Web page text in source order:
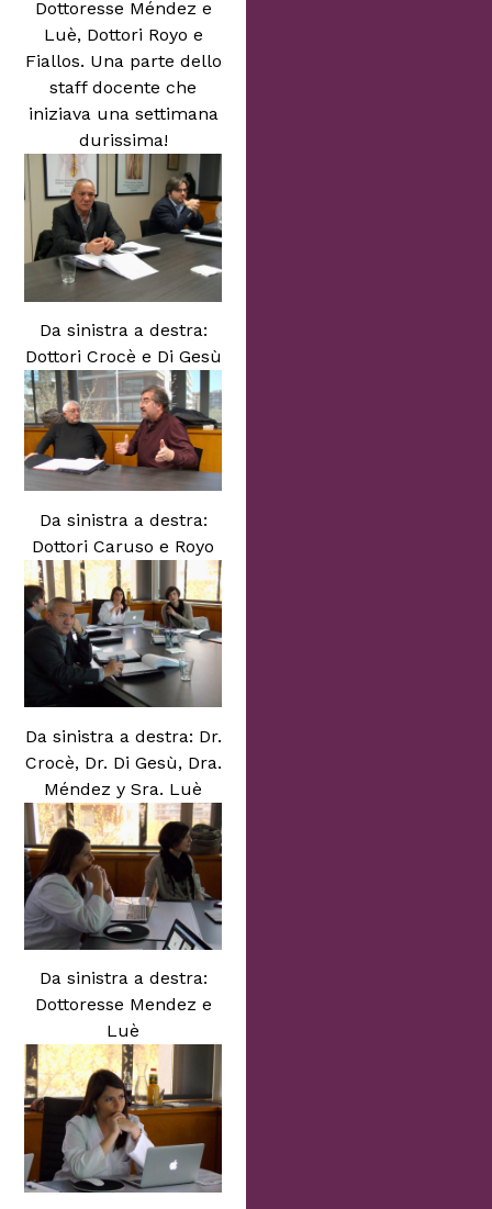
Dottoresse Méndez e
Luè, Dottori Royo e
Fiallos. Una parte dello
staff docente che
iniziava una settimana
durissima!
Da sinistra a destra:
Dottori Crocè e Di Gesù
Da sinistra a destra:
Dottori Caruso e Royo
Da sinistra a destra: Dr.
Crocè, Dr. Di Gesù, Dra.
Méndez y Sra. Luè
Da sinistra a destra:
Dottoresse Mendez e
Luè